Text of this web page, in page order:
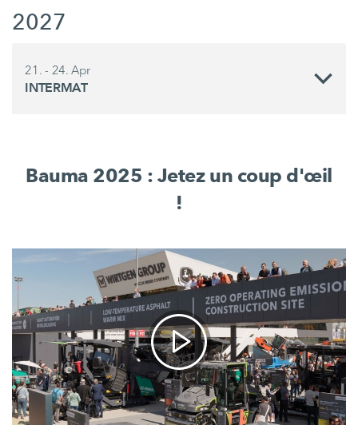
2027
21. - 24. Apr
INTERMAT
Bauma 2025 : Jetez un coup d'œil
!